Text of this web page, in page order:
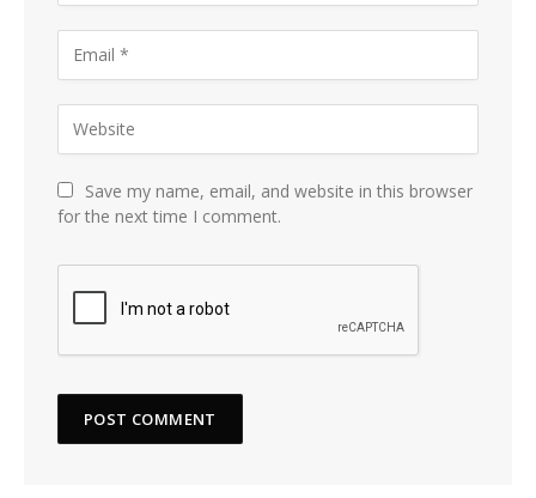
Save my name, email, and website in this browser
for the next time I comment.